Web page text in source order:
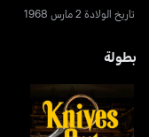
تاريخ الولادة 2 مارس 1968
بطولة